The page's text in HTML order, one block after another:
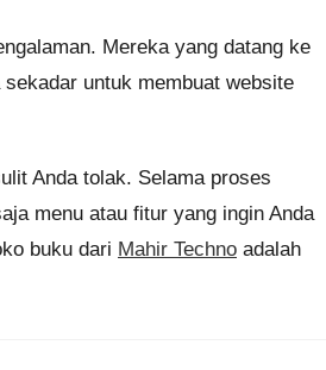
Mereka yang datang ke
untuk membuat website
Anda tolak. Selama proses
menu atau fitur yang ingin Anda
buku dari Mahir Techno adalah